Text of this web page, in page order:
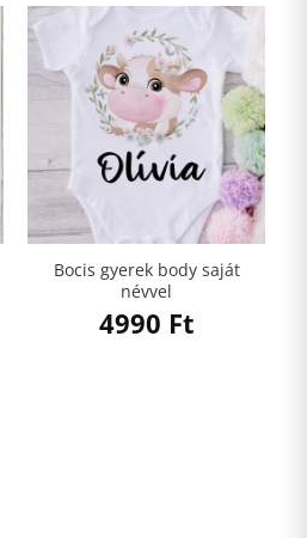
Bocis gyerek body saját
névvel
4990 Ft